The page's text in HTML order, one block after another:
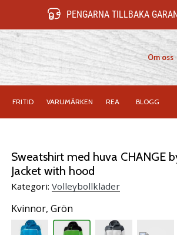
PENGARNA TILLBAKA
Om oss
FRITID VARUMÄRKEN REA BLOGG
Sweatshirt med huva CHANGE
Jacket with hood
Kategori: Volleybollkläder
Kvinnor, Grön